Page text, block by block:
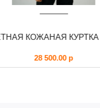
ЛЕТНАЯ КОЖАНАЯ КУРТКА A-2 CORSAIR FOERSVERD